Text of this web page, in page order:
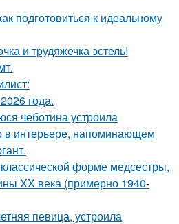
подготовиться к идеальному
и трудяжечка эстель!
года.
чеботина устроила
интерьере, напоминающем
форме медсестры,
XX века (примерно 1940-
певица, устроила